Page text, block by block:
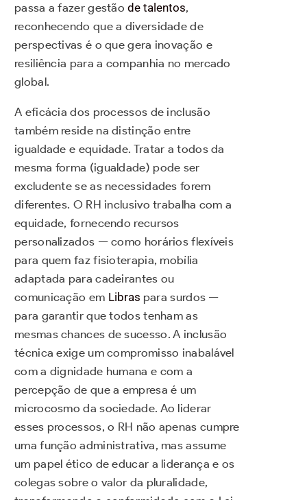
passa a fazer gestãode talentos,
reconhecendo que a diversidade de
perspectivas é o que gera inovação e
resiliência para a companhia no mercado
global.
A eficácia dos processos de inclusão
também reside na distinção entre
igualdade e equidade. Tratar a todos da
mesma forma (igualdade) pode ser
excludente se as necessidades forem
diferentes. O RH inclusivo trabalha com a
equidade, fornecendo recursos
personalizados — como horários flexíveis
para quem faz fisioterapia, mobília
adaptada para cadeirantes ou
comunicação em Libras para surdos —
para garantir que todos tenham as
mesmas chances de sucesso. A inclusão
técnica exige um compromisso inabalável
com a dignidade humana e com a
percepção de que a empresa é um
microcosmo da sociedade. Ao liderar
esses processos, o RH não apenas cumpre
uma função administrativa, mas assume
um papel ético de educar a liderança e os
colegas sobre o valor da pluralidade,